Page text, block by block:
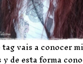
vais a conocer
de esta forma